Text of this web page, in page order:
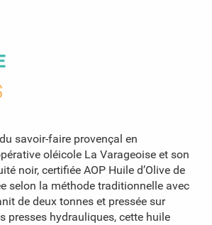
savoir-faire provençal en
oléicole La Varageoise et son
noir, certifiée AOP Huile d’Olive de
selon la méthode traditionnelle avec
de deux tonnes et pressée sur
presses hydrauliques, cette huile